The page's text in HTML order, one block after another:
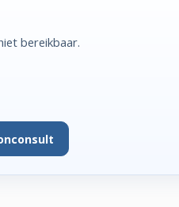
bereikbaar.